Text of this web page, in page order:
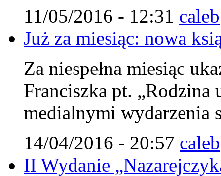
11/05/2016 - 12:31 caleb
Już za miesiąc: nowa
Za niespełna miesiąc
Franciszka pt. „Rodzina
medialnymi wydarzenia
14/04/2016 - 20:57 caleb
II Wydanie